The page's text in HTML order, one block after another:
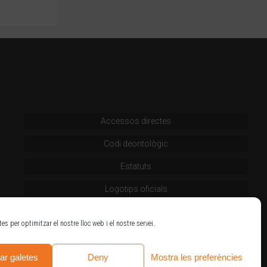
per optimitzar el nostre lloc web i el nostre servei.
galetes Deny Mostra les preferències
Accessos directes
Codi deontològic
Estatuts
Logotips oficials